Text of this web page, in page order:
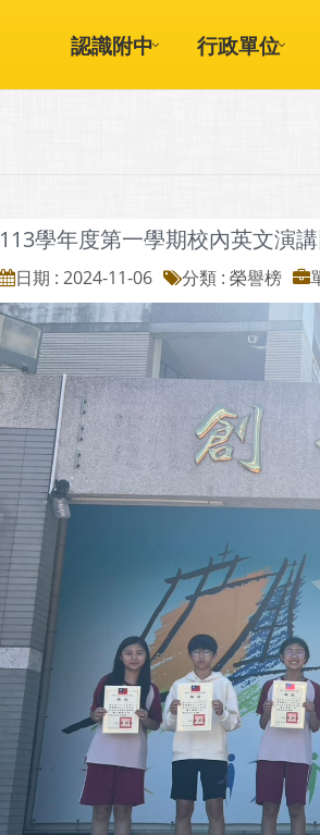
認識附中 行政單位
113學年度第一學期校內英文演
日期 : 2024-11-06 分類 : 榮譽榜